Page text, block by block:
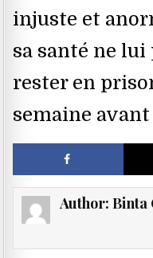
injuste et
sa santé ne
rester en
semaine
Author: Binta